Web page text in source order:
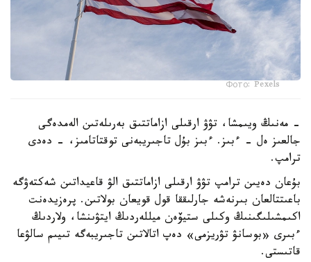
Фото: Pexels
- مەنىڭ ويىمشا، تۋۋ ارقىلى ازاماتتىق بەرىلەتىن الەمدەگى
جالعىز ەل - ءبىز. ءبىز بۇل تاجىريبەنى توقتاتامىز، - دەدى
ترامپ.
بۇعان دەيىن ترامپ تۋۋ ارقىلى ازاماتتىق الۋ قاعيداتىن شەكتەۋگە
باعىتتالعان بىرنەشە جارلىققا قول قويعان بولاتىن. پرەزيدەنت
اكىمشىلىگىنىڭ وكىلى ستيۆەن ميللەردىڭ ايتۋىنشا، ولاردىڭ
ءبىرى «بوسانۋ تۋريزمى» دەپ اتالاتىن تاجىريبەگە تىيىم سالۋعا
قاتىستى.